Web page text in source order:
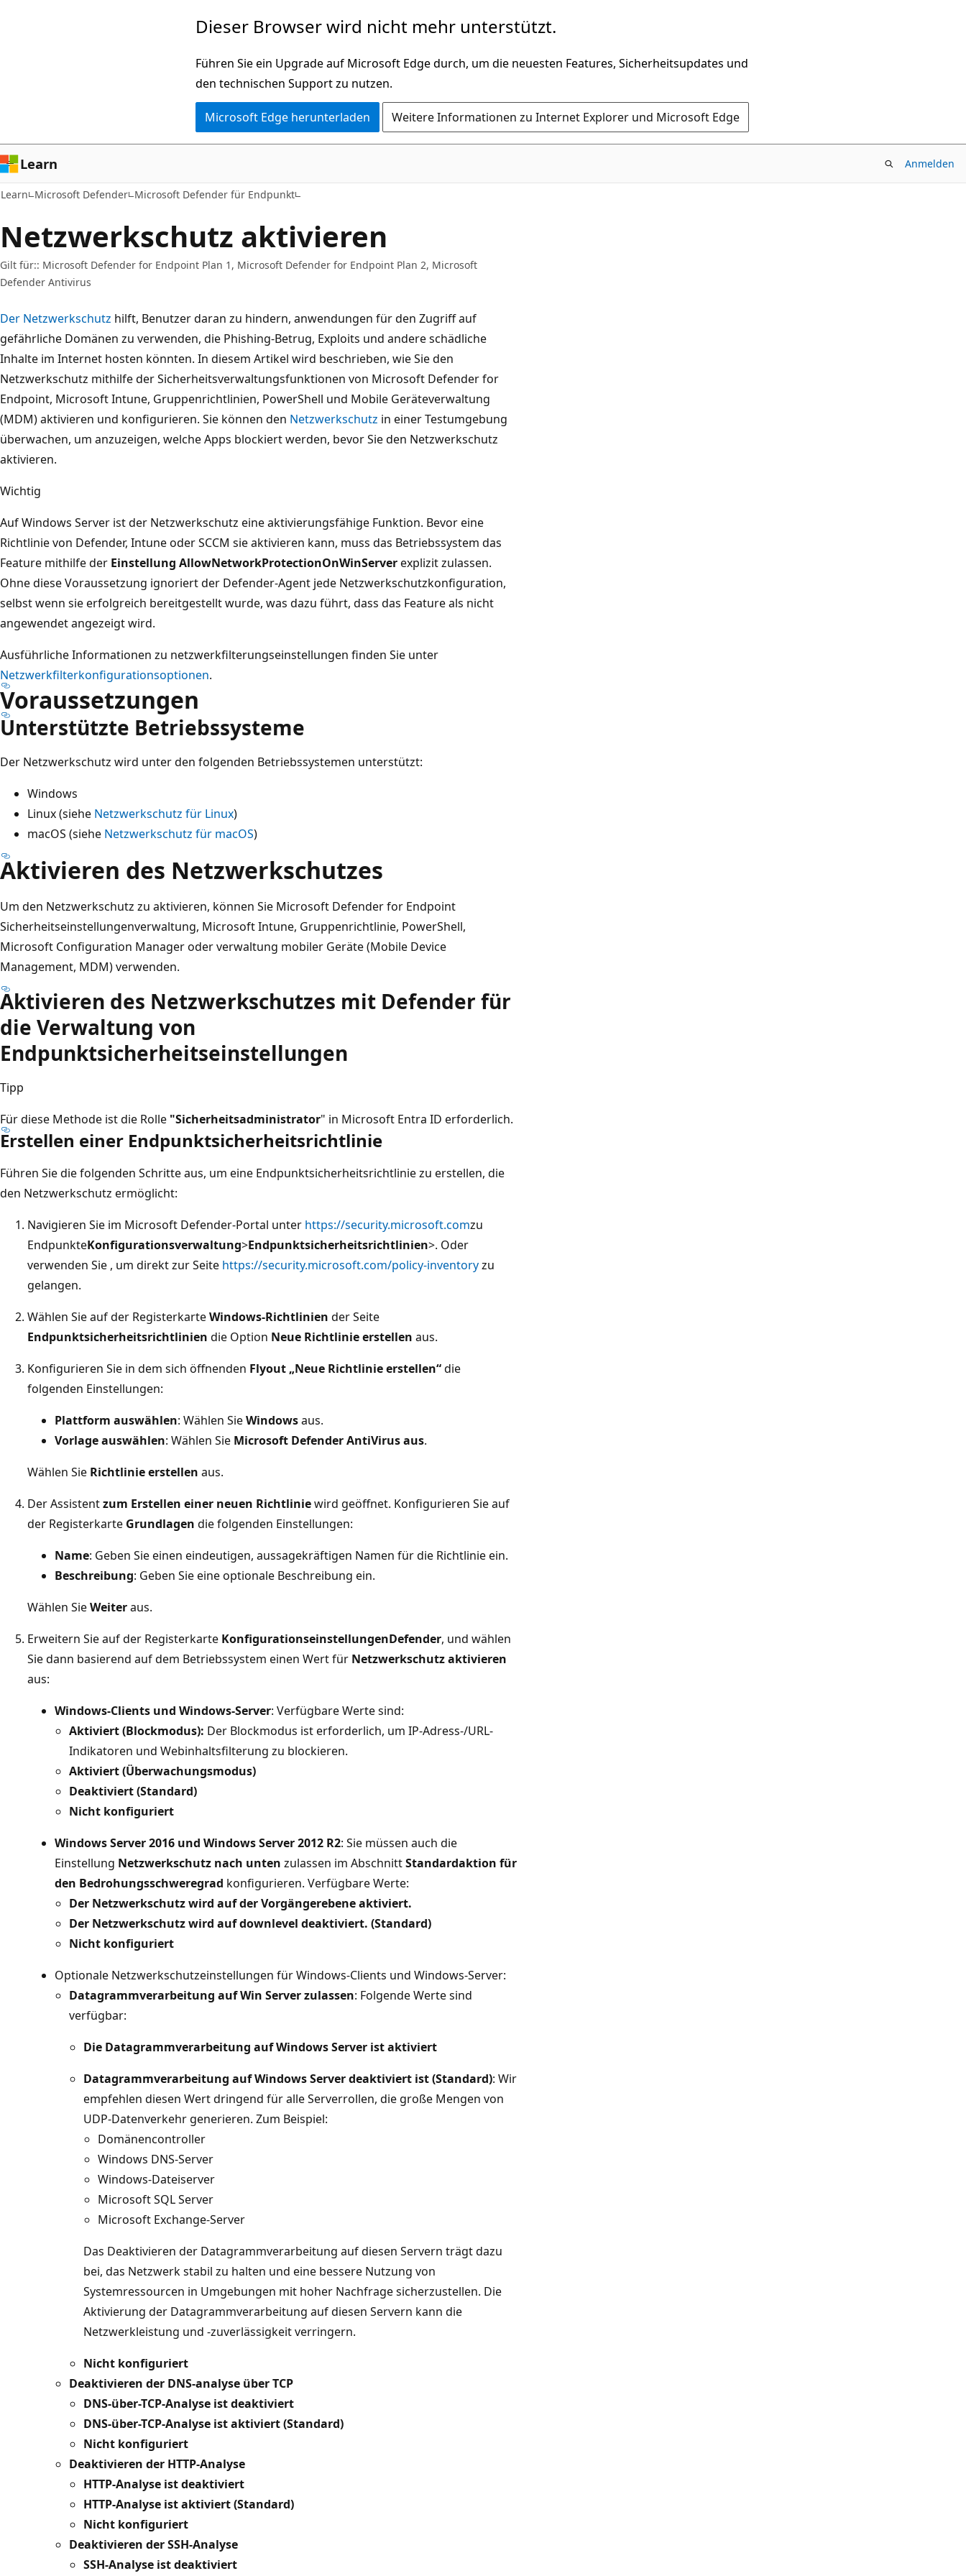
Dieser Browser wird nicht mehr unterstützt.
Führen Sie ein Upgrade auf Microsoft Edge durch, um die neuesten Features, Sicherheitsupdates und
den technischen Support zu nutzen.
Microsoft Edge herunterladen Weitere Informationen zu Internet Explorer und Microsoft Edge
Learn Anmelden
Learn Microsoft Defender Microsoft Defender für Endpunkt
Netzwerkschutz aktivieren
Gilt für:: Microsoft Defender for Endpoint Plan 1, Microsoft Defender for Endpoint Plan 2, Microsoft
Defender Antivirus
Der Netzwerkschutz hilft, Benutzer daran zu hindern, anwendungen für den Zugriff auf
gefährliche Domänen zu verwenden, die Phishing-Betrug, Exploits und andere schädliche
Inhalte im Internet hosten könnten. In diesem Artikel wird beschrieben, wie Sie den
Netzwerkschutz mithilfe der Sicherheitsverwaltungsfunktionen von Microsoft Defender for
Endpoint, Microsoft Intune, Gruppenrichtlinien, PowerShell und Mobile Geräteverwaltung
(MDM) aktivieren und konfigurieren. Sie können den Netzwerkschutz in einer Testumgebung
überwachen, um anzuzeigen, welche Apps blockiert werden, bevor Sie den Netzwerkschutz
aktivieren.
Wichtig
Auf Windows Server ist der Netzwerkschutz eine aktivierungsfähige Funktion. Bevor eine
Richtlinie von Defender, Intune oder SCCM sie aktivieren kann, muss das Betriebssystem das
Feature mithilfe der Einstellung AllowNetworkProtectionOnWinServerexplizit zulassen.
Ohne diese Voraussetzung ignoriert der Defender-Agent jede Netzwerkschutzkonfiguration,
selbst wenn sie erfolgreich bereitgestellt wurde, was dazu führt, dass das Feature als nicht
angewendet angezeigt wird.
Ausführliche Informationen zu netzwerkfilterungseinstellungen finden Sie unter
Netzwerkfilterkonfigurationsoptionen.
Voraussetzungen
Unterstützte Betriebssysteme
Der Netzwerkschutz wird unter den folgenden Betriebssystemen unterstützt:
Windows
Linux (siehe Netzwerkschutz für Linux)
macOS (siehe Netzwerkschutz für macOS)
Aktivieren des Netzwerkschutzes
Um den Netzwerkschutz zu aktivieren, können Sie Microsoft Defender for Endpoint
Sicherheitseinstellungenverwaltung, Microsoft Intune, Gruppenrichtlinie, PowerShell,
Microsoft Configuration Manager oder verwaltung mobiler Geräte (Mobile Device
Management, MDM) verwenden.
Aktivieren des Netzwerkschutzes mit Defender für
die Verwaltung von
Endpunktsicherheitseinstellungen
Tipp
Für diese Methode ist die Rolle "Sicherheitsadministrator" in Microsoft Entra ID erforderlich.
Erstellen einer Endpunktsicherheitsrichtlinie
Führen Sie die folgenden Schritte aus, um eine Endpunktsicherheitsrichtlinie zu erstellen, die
den Netzwerkschutz ermöglicht:
Navigieren Sie im Microsoft Defender-Portal unter https://security.microsoft.comzu
EndpunkteKonfigurationsverwaltung>Endpunktsicherheitsrichtlinien>. Oder
verwenden Sie , um direkt zur Seite https://security.microsoft.com/policy-inventoryzu
gelangen.
Wählen Sie auf der RegisterkarteWindows-Richtlinien der Seite
Endpunktsicherheitsrichtlinien die Option Neue Richtlinie erstellen aus.
Konfigurieren Sie in dem sich öffnenden Flyout „Neue Richtlinie erstellen“die
folgenden Einstellungen:
Plattform auswählen: Wählen SieWindowsaus.
Vorlage auswählen: Wählen Sie Microsoft Defender AntiVirus aus.
Wählen Sie Richtlinie erstellen aus.
Der Assistentzum Erstellen einer neuen Richtliniewird geöffnet. Konfigurieren Sie auf
der Registerkarte Grundlagen die folgenden Einstellungen:
Name: Geben Sie einen eindeutigen, aussagekräftigen Namen für die Richtlinie ein.
Beschreibung: Geben Sie eine optionale Beschreibung ein.
Wählen SieWeiteraus.
Erweitern Sie auf der Registerkarte KonfigurationseinstellungenDefender, und wählen
Sie dann basierend auf dem Betriebssystem einen Wert für Netzwerkschutz aktivieren
aus:
Windows-Clients und Windows-Server: Verfügbare Werte sind:
Aktiviert (Blockmodus): Der Blockmodus ist erforderlich, um IP-Adress-/URL-
Indikatoren und Webinhaltsfilterung zu blockieren.
Aktiviert (Überwachungsmodus)
Deaktiviert (Standard)
Nicht konfiguriert
Windows Server 2016 und Windows Server 2012 R2: Sie müssen auch die
Einstellung Netzwerkschutz nach unten zulassen im AbschnittStandardaktion für
den Bedrohungsschweregrad konfigurieren. Verfügbare Werte:
Der Netzwerkschutz wird auf der Vorgängerebene aktiviert.
Der Netzwerkschutz wird auf downlevel deaktiviert. (Standard)
Nicht konfiguriert
Optionale Netzwerkschutzeinstellungen für Windows-Clients und Windows-Server:
Datagrammverarbeitung auf Win Server zulassen: Folgende Werte sind
verfügbar:
Die Datagrammverarbeitung auf Windows Server ist aktiviert
Datagrammverarbeitung auf Windows Server deaktiviert ist (Standard): Wir
empfehlen diesen Wert dringend für alle Serverrollen, die große Mengen von
UDP-Datenverkehr generieren. Zum Beispiel:
Domänencontroller
Windows DNS-Server
Windows-Dateiserver
Microsoft SQL Server
Microsoft Exchange-Server
Das Deaktivieren der Datagrammverarbeitung auf diesen Servern trägt dazu
bei, das Netzwerk stabil zu halten und eine bessere Nutzung von
Systemressourcen in Umgebungen mit hoher Nachfrage sicherzustellen. Die
Aktivierung der Datagrammverarbeitung auf diesen Servern kann die
Netzwerkleistung und -zuverlässigkeit verringern.
Nicht konfiguriert
Deaktivieren der DNS-analyse über TCP
DNS-über-TCP-Analyse ist deaktiviert
DNS-über-TCP-Analyse ist aktiviert (Standard)
Nicht konfiguriert
Deaktivieren der HTTP-Analyse
HTTP-Analyse ist deaktiviert
HTTP-Analyse ist aktiviert (Standard)
Nicht konfiguriert
Deaktivieren der SSH-Analyse
SSH-Analyse ist deaktiviert